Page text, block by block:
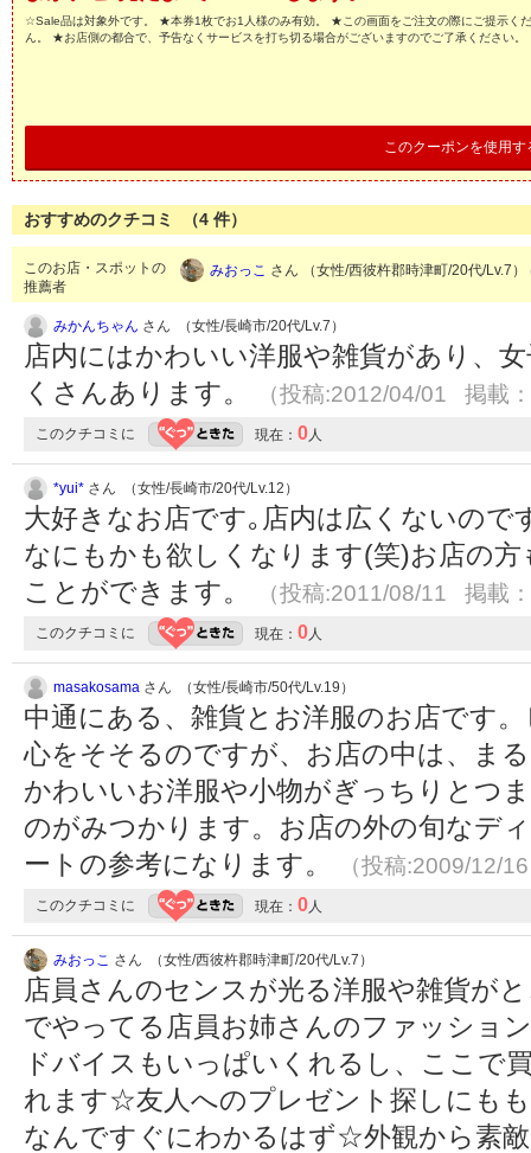
☆Sale品は対象外です。 ★本券1枚でお1人様のみ有効。 ★この画面をご注文の際にご提示く
ん。 ★お店側の都合で、予告なくサービスを打ち切る場合がございますのでご了承ください。
このクーポンを使用す
おすすめのクチコミ （4 件）
このお店・スポットの
推薦者
みおっこ さん （女性/西彼杵郡時津町/20代/Lv.7）
みかんちゃん さん （女性/長崎市/20代/Lv.7）
店内にはかわいい洋服や雑貨があり、
くさんあります。
（投稿:2012/04/01 掲載
このクチコミに 現在： 0人
*yui* さん （女性/長崎市/20代/Lv.12）
大好きなお店です｡店内は広くないので
なにもかも欲しくなります(笑)お店の
ことができます。
（投稿:2011/08/11 掲載
このクチコミに 現在： 0人
masakosama さん （女性/長崎市/50代/Lv.19）
中通にある、雑貨とお洋服のお店です
心をそそるのですが、お店の中は、ま
かわいいお洋服や小物がぎっちりとつ
のがみつかります。お店の外の旬なデ
ートの参考になります。
（投稿:2009/12/
このクチコミに 現在： 0人
みおっこ さん （女性/西彼杵郡時津町/20代/Lv.7）
店員さんのセンスが光る洋服や雑貨が
でやってる店員お姉さんのファッショ
ドバイスもいっぱいくれるし、ここで
れます☆友人へのプレゼント探しにも
なんですぐにわかるはず☆外観から素